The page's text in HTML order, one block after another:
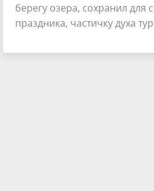
берегу озера, сохранил для
праздника, частичку духа